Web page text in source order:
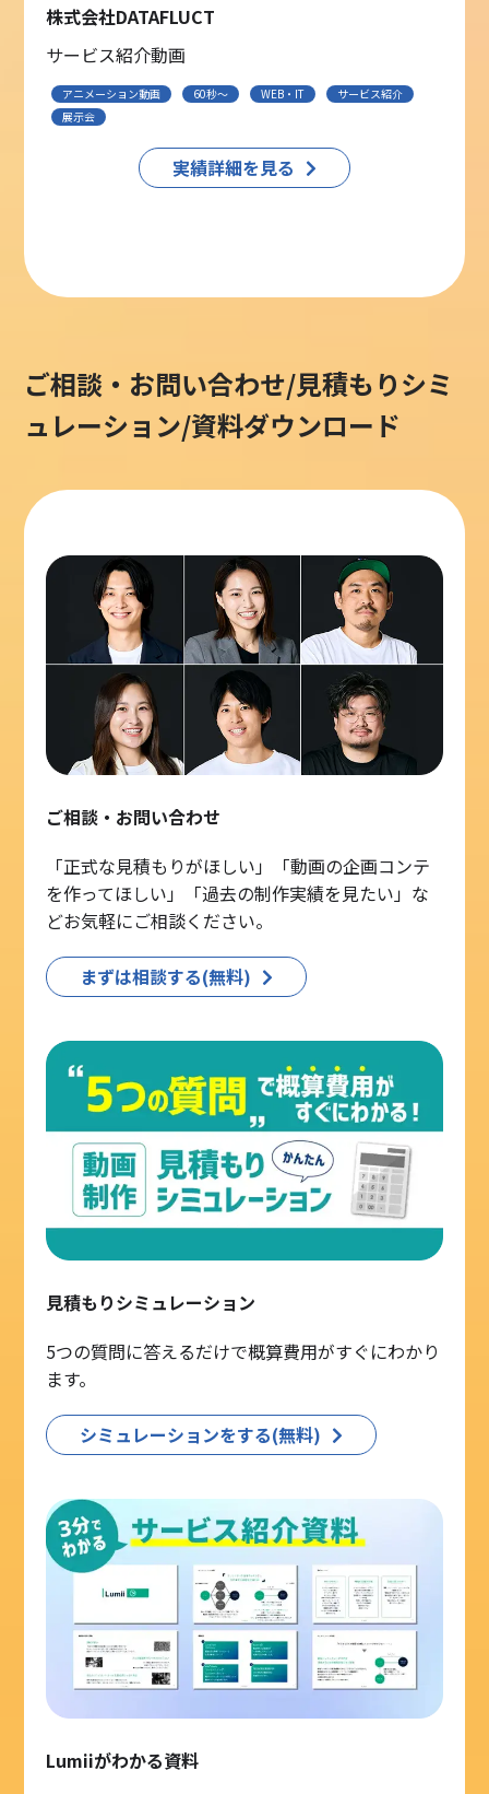
株式会社DATAFLUCT
サービス紹介動画
アニメーション動画 60秒〜 WEB・IT
サービス紹介
展示会
実績詳細を見る
ご相談・お問い合わせ/見積もりシミ
ュレーション/資料ダウンロード
ご相談・お問い合わせ
「正式な見積もりがほしい」「動画の企画コンテ
を作ってほしい」「過去の制作実績を見たい」な
どお気軽にご相談ください。
まずは相談する(無料)
見積もりシミュレーション
5つの質問に答えるだけで概算費用がすぐにわかり
ます。
シミュレーションをする(無料)
Lumiiがわかる資料